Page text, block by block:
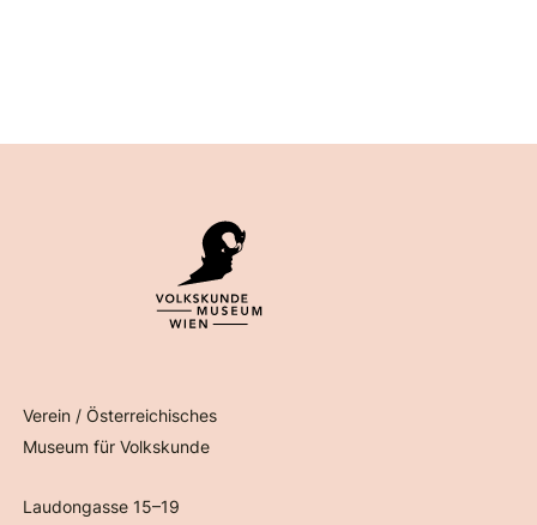
Verein / Österreichisches
Museum für Volkskunde
Laudongasse 15–19